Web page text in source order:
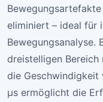
eliminiert – ideal für
Bewegungsanalyse.
dreistelligen Bereich
die Geschwindigkeit
µs ermöglicht die